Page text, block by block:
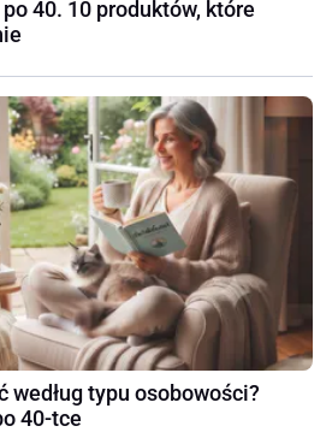
40. 10 produktów, które
według typu osobowości?
40-tce